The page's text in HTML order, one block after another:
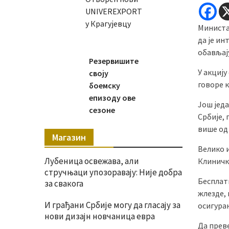
да је
У
говоре
Још
Србије,
више од
Велико
жлезде,
Да
UNIVEREXPORT
у Крагујевцу
Резервишите
своју
боемску
епизоду ове
сезоне
Магазин
Лубеница освежава, али
стручњаци упозоравају: Није добра
за свакога
И грађани Србије могу да гласају за
нови дизајн новчаница евра